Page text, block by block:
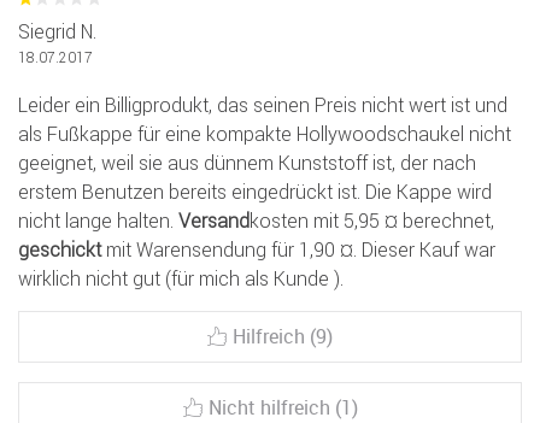
Siegrid N.
18.07.2017
Leider ein Billigprodukt, das seinen Preis nicht wert ist und
als Fußkappe für eine kompakte Hollywoodschaukel nicht
geeignet, weil sie aus dünnem Kunststoff ist, der nach
erstem Benutzen bereits eingedrückt ist. Die Kappe wird
nicht lange halten. Versandkosten mit 5,95 ¤ berechnet,
geschicktmit Warensendung für 1,90 ¤. Dieser Kauf war
wirklich nicht gut (für mich als Kunde ).
Hilfreich (9)
Nicht hilfreich (1)